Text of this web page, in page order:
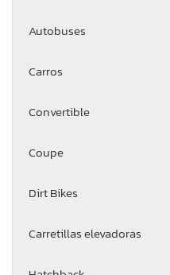
Autobuses
Carros
Convertible
Coupe
Dirt Bikes
Carretillas elevadoras